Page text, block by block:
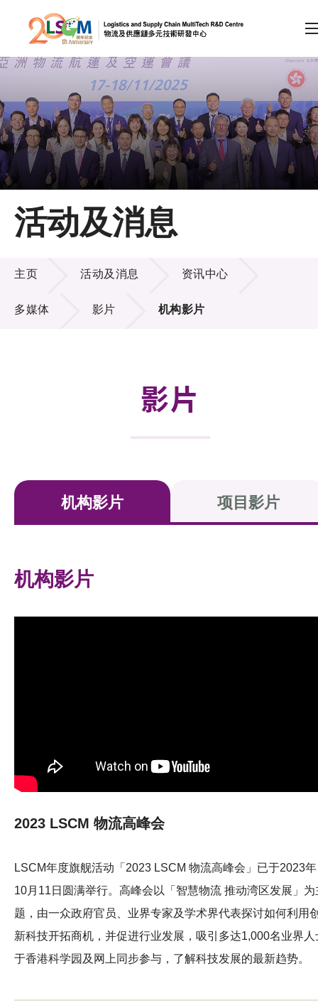
跳到内容（按回车键）
会员登录
A A EN 繁 简
主页
关于LSCM
技术商品化
项目及资助计划
活动及消息
资讯中心
科技分享
活动及消息
活动及消息
主页 活动及消息 资讯中心
多媒体 影片 机构影片
影片
机构影片 项目影片
机构影片
2023 LSCM 物流高峰会
LSCM年度旗舰活动「2023 LSCM 物流高峰会」已于2023年
10月11日圆满举行。高峰会以「智慧物流 推动湾区发展」为
题，由一众政府官员、业界专家及学术界代表探讨如何利用
新科技开拓商机，并促进行业发展，吸引多达1,000名业界人
于香港科学园及网上同步参与，了解科技发展的最新趋势。